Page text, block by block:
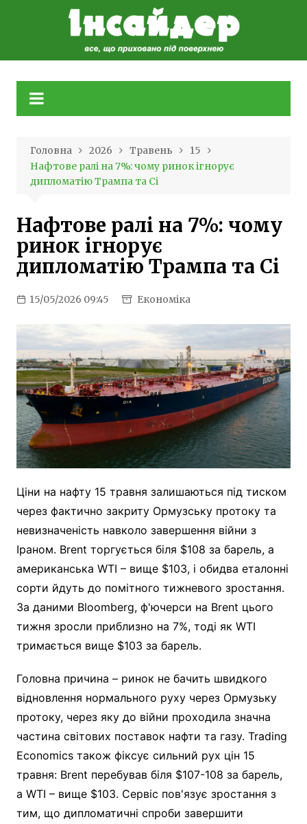
Головна 2026 Травень
15
Нафтове ралі на 7%: чому ринок ігнорує
дипломатію Трампа та Сі
Нафтове ралі на 7%: чому
ринок ігнорує
дипломатію Трампа та Сі
15/05/2026 09:45 Економіка
Ціни на нафту 15 травня залишаються під тиском
через фактично закриту Ормузську протоку та
невизначеність навколо завершення війни з
Іраном. Brent торгується біля $108 за барель, а
американська WTI – вище $103, і обидва еталонні
сорти йдуть до помітного тижневого зростання.
За даними Bloomberg, ф'ючерси на Brent цього
тижня зросли приблизно на 7%, тоді як WTI
тримається вище $103 за барель.
Головна причина – ринок не бачить швидкого
відновлення нормального руху через Ормузьку
протоку, через яку до війни проходила значна
частина світових поставок нафти та газу. Trading
Economics також фіксує сильний рух цін 15
травня: Brent перебував біля $107-108 за барель,
а WTI – вище $103. Сервіс пов'язує зростання з
тим, що дипломатичні спроби завершити